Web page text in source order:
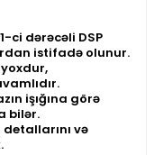
ci dərəcəli DSP
istifadə olunur.
işığına görə
bilər.
və